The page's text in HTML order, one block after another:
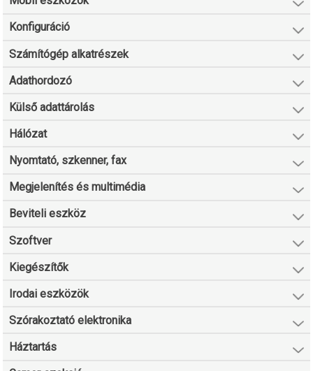
Konfiguráció
Számítógép alkatrészek
Adathordozó
Külső adattárolás
Hálózat
Nyomtató, szkenner, fax
Megjelenítés és multimédia
Beviteli eszköz
Szoftver
Kiegészítők
Irodai eszközök
Szórakoztató elektronika
Háztartás